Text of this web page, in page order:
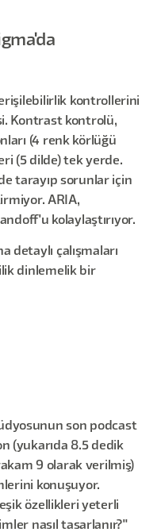
kontrollerini
Kontrast kontrolü,
(4 renk körlüğü
(5 dilde) tek yerde.
tarayıp sorunlar için
ARIA,
kolaylaştırıyor.
detaylı çalışmaları
dinlemelik bir
son podcast
(yukarıda 8.5 dedik
9 olarak verilmiş)
konuşuyor.
özellikleri yeterli
nasıl tasarlanır?"